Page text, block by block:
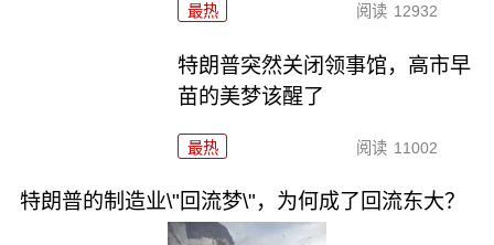
最热 阅读 12932
特朗普突然关闭领事馆，高市早
苗的美梦该醒了
最热 阅读 11002
特朗普的制造业\"回流梦\"，为何成了回流东大？